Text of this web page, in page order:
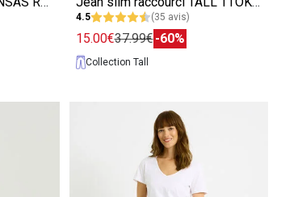
4.5 (35 avis)
15.00€37.99€-60%
Collection Tall